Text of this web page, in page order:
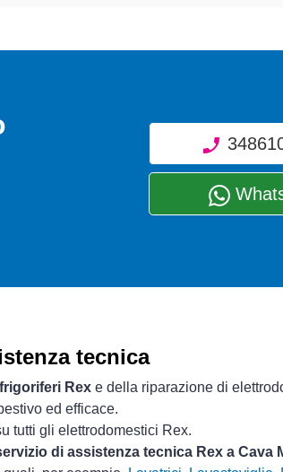
tecnica
Rex e della riparazione di
ed efficace.
tutti gli elettrodomestici Rex.
di assistenza tecnica Rex a Cava